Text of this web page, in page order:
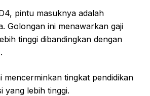
pintu masuknya adalah
Golongan ini menawarkan gaji
tinggi dibandingkan dengan
mencerminkan tingkat pendidikan
yang lebih tinggi.